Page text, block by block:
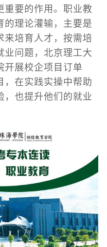
重要的作用。职业教
的理论灌输，主要是
来培育人才，按需培
业问题，北京理工大
开展校企项目订单
，在实践实操中帮助
，也提升他们的就业